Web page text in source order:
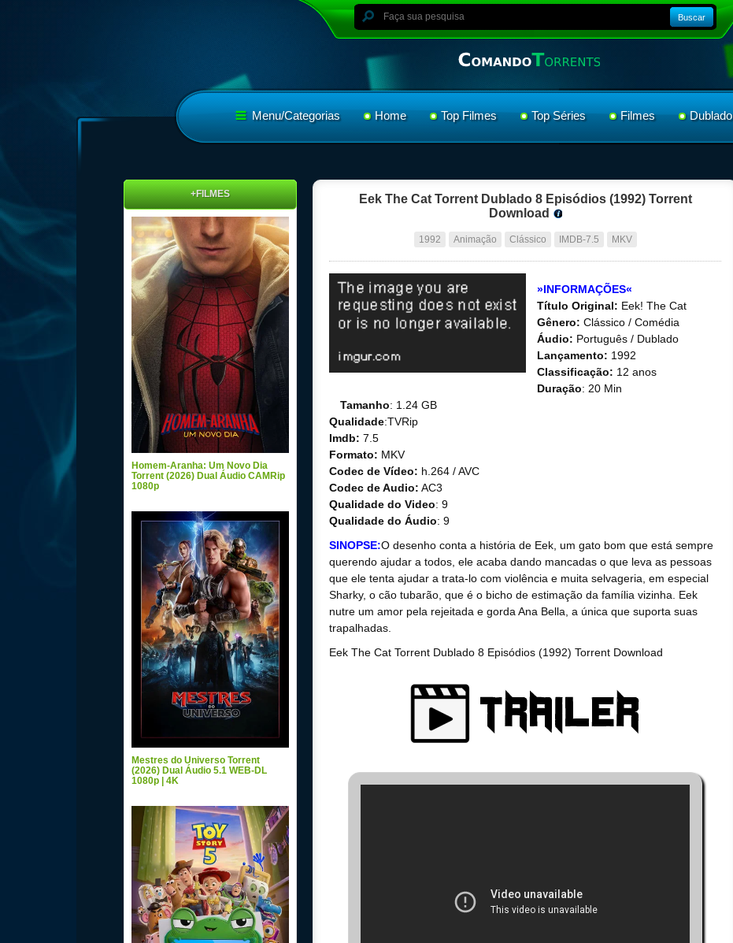
Buscar
Menu/Categorias Home Top Filmes Top Séries Filmes Dublado
Eek The Cat Torrent Dublado 8 Episódios (1992) Torrent
Download
1992 Animação Clássico IMDB-7.5 MKV
»INFORMAÇÕES«
Título Original: Eek! The Cat
Gênero: Clássico / Comédia
Áudio: Português / Dublado
Lançamento: 1992
Classificação: 12 anos
Duração: 20 Min
Tamanho: 1.24 GB
Qualidade:TVRip
Imdb: 7.5
Formato: MKV
Codec de Vídeo: h.264 / AVC
Codec de Audio: AC3
Qualidade do Video: 9
Qualidade do Áudio: 9
SINOPSE:O desenho conta a história de Eek, um gato bom que está sempre
querendo ajudar a todos, ele acaba dando mancadas o que leva as pessoas
que ele tenta ajudar a trata-lo com violência e muita selvageria, em especial
Sharky, o cão tubarão, que é o bicho de estimação da família vizinha. Eek
nutre um amor pela rejeitada e gorda Ana Bella, a única que suporta suas
trapalhadas.
Eek The Cat Torrent Dublado 8 Episódios (1992) Torrent Download
+FILMES
Homem-Aranha: Um Novo Dia
Torrent (2026) Dual Áudio CAMRip
1080p
Mestres do Universo Torrent
(2026) Dual Áudio 5.1 WEB-DL
1080p | 4K